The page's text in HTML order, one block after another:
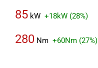
85 kW +18kW (28%)
280 Nm +60Nm (27%)